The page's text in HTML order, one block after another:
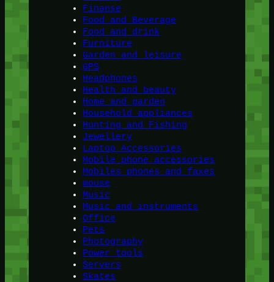
Finanse
Food and Beverage
Food and drink
Furniture
Garden and leisure
GPS
Headphones
Health and beauty
Home and garden
Household appliances
Hunting and Fishing
Jewellery
Laptop Accessories
Mobile phone accessories
Mobiles phones and faxes
mouse
Music
Music and instruments
Office
Pets
Photography
Power tools
Servers
Skates